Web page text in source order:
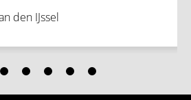
den IJssel